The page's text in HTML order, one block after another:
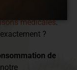
médicales.
?
de